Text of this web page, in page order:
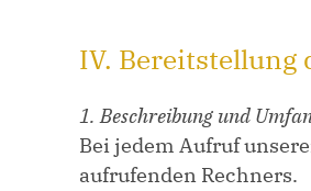
IV. Bereitstellung
1. Beschreibung und
Bei jedem Aufruf
aufrufenden Rechners.